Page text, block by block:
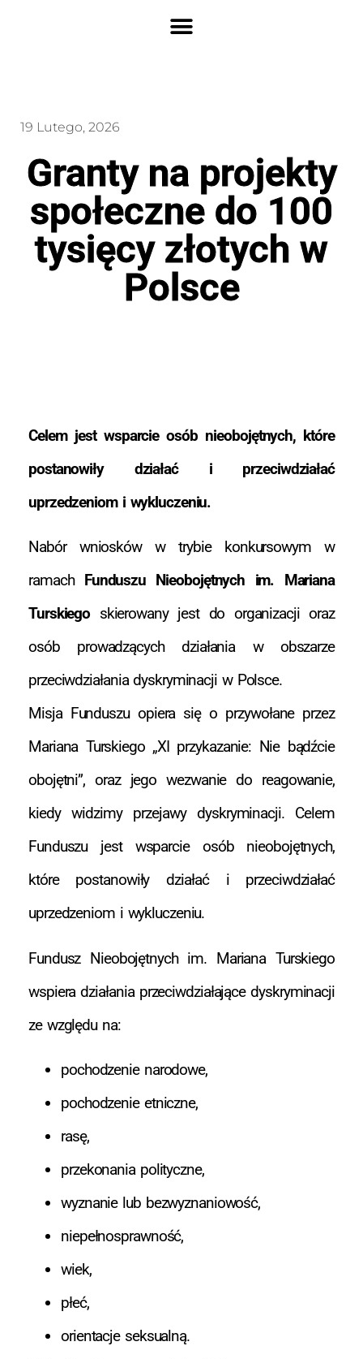
19 Lutego, 2026
Granty na projekty
społeczne do 100
tysięcy złotych w
Polsce
Celem jest wsparcie osób nieobojętnych, które
postanowiły działać i przeciwdziałać
uprzedzeniom i wykluczeniu.
Nabór wniosków w trybie konkursowym w
ramach Funduszu Nieobojętnych im. Mariana
Turskiego skierowany jest do organizacji oraz
osób prowadzących działania w obszarze
przeciwdziałania dyskryminacji w Polsce.
Misja Funduszu opiera się o przywołane przez
Mariana Turskiego „XI przykazanie: Nie bądźcie
obojętni”, oraz jego wezwanie do reagowanie,
kiedy widzimy przejawy dyskryminacji. Celem
Funduszu jest wsparcie osób nieobojętnych,
które postanowiły działać i przeciwdziałać
uprzedzeniom i wykluczeniu.
Fundusz Nieobojętnych im. Mariana Turskiego
wspiera działania przeciwdziałające dyskryminacji
ze względu na:
pochodzenie narodowe,
pochodzenie etniczne,
rasę,
przekonania polityczne,
wyznanie lub bezwyznaniowość,
niepełnosprawność,
wiek,
płeć,
orientacje seksualną.